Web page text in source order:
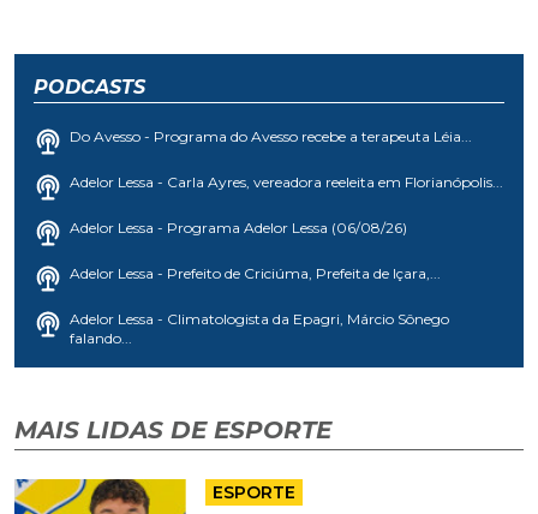
PODCASTS
Do Avesso - Programa do Avesso recebe a terapeuta Léia...
Adelor Lessa - Carla Ayres, vereadora reeleita em Florianópolis...
Adelor Lessa - Programa Adelor Lessa (06/08/26)
Adelor Lessa - Prefeito de Criciúma, Prefeita de Içara,...
Adelor Lessa - Climatologista da Epagri, Márcio Sônego
falando...
MAIS LIDAS DE ESPORTE
ESPORTE